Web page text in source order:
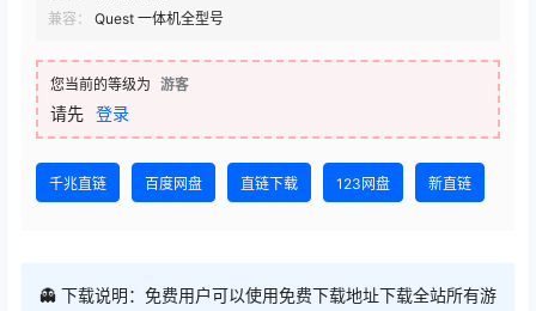
请先 登录
戏，评论后即可下载，（选择下载框上方免费下载地址），